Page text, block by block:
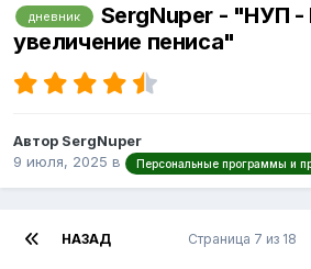
дневник
SergNuper - "НУП -
увеличение пениса"
Автор SergNuper
9 июля, 2025 в Персональные программы и
НАЗАД Страница 7 из 18